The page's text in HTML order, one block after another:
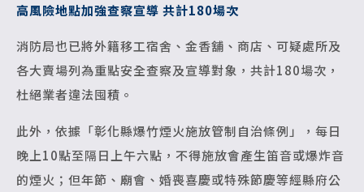
高風險地點加強查察宣導 共計180場次
消防局也已將外籍移工宿舍、金香舖、商店、可疑處所及
各大賣場列為重點安全查察及宣導對象，共計180場次，
杜絕業者違法囤積。
此外，依據「彰化縣爆竹煙火施放管制自治條例」，每日
晚上10點至隔日上午六點，不得施放會產生笛音或爆炸音
的煙火；但年節、廟會、婚喪喜慶或特殊節慶等經縣府公